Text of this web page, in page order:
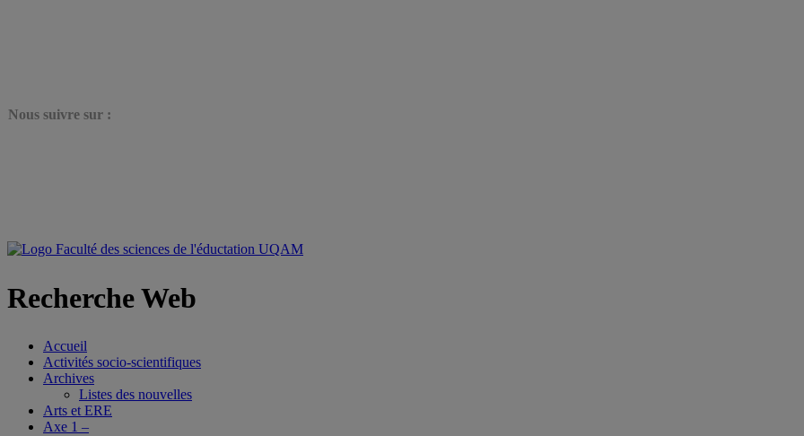
Nous suivre sur :
Recherche Web
Accueil
Activités socio-scientifiques
Archives
Listes des nouvelles
Arts et ERE
Axe 1 –